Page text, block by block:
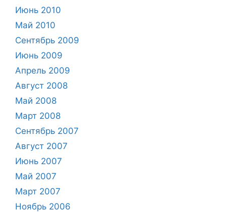
Июнь 2010
Май 2010
Сентябрь 2009
Июнь 2009
Апрель 2009
Август 2008
Май 2008
Март 2008
Сентябрь 2007
Август 2007
Июнь 2007
Май 2007
Март 2007
Ноябрь 2006